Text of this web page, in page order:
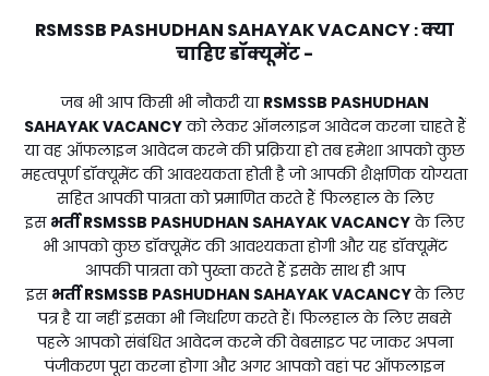
RSMSSB PASHUDHAN SAHAYAK VACANCY :क्या
चाहिए डॉक्यूमेंट -
जब भी आप किसी भी नौकरी या RSMSSB PASHUDHAN
SAHAYAK VACANCYको लेकर ऑनलाइन आवेदन करना चाहते हैं
या वह ऑफलाइन आवेदन करने की प्रक्रिया हो तब हमेशा आपको कुछ
महत्वपूर्ण डॉक्यूमेंट की आवश्यकता होती है जो आपकी शैक्षणिक योग्यता
सहित आपकी पात्रता को प्रमाणित करते हैं फिलहाल के लिए
इस भर्तीRSMSSB PASHUDHAN SAHAYAK VACANCYके लिए
भी आपको कुछ डॉक्यूमेंट की आवश्यकता होगी और यह डॉक्यूमेंट
आपकी पात्रता को पुख्ता करते हैं इसके साथ ही आप
इस भर्तीRSMSSB PASHUDHAN SAHAYAK VACANCYके लिए
पत्र है या नहीं इसका भी निर्धारण करते हैं। फिलहाल के लिए सबसे
पहले आपको संबंधित आवेदन करने की वेबसाइट पर जाकर अपना
पंजीकरण पूरा करना होगा और अगर आपको वहां पर ऑफलाइन